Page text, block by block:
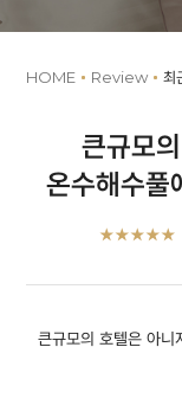
HOME Review 최
큰규모
온수해수풀
★★★★★
큰규모의 호텔은 아니